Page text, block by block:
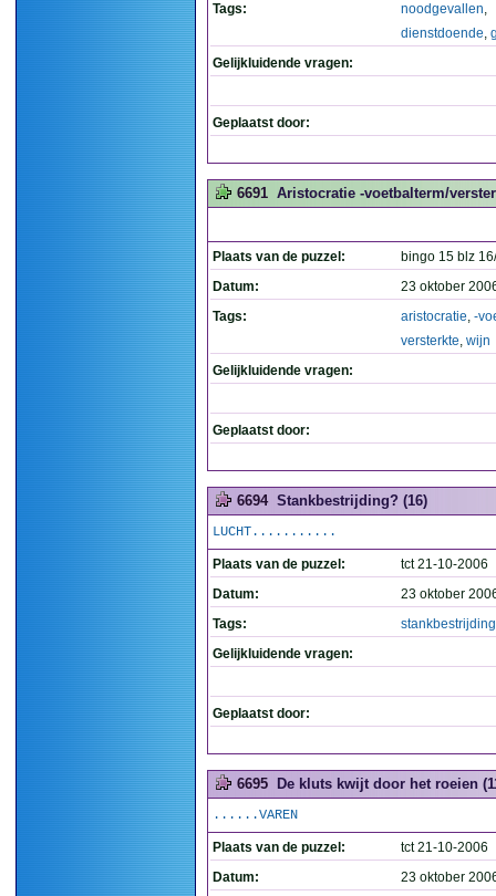
Tags:
noodgevallen,
dienstdoende,
Gelijkluidende vragen:
Geplaatst door:
6691 Aristocratie -voetbalterm/
Plaats van de puzzel:
bingo 15 blz
Datum:
23 oktober
Tags:
aristocratie, -
versterkte, wijn
Gelijkluidende vragen:
Geplaatst door:
6694 Stankbestrijding? (16)
LUCHT...........
Plaats van de puzzel:
tct 21-10-2006
Datum:
23 oktober
Tags:
stankbestrijding
Gelijkluidende vragen:
Geplaatst door:
6695 De kluts kwijt door het roeien
......VAREN
Plaats van de puzzel:
tct 21-10-2006
Datum:
23 oktober